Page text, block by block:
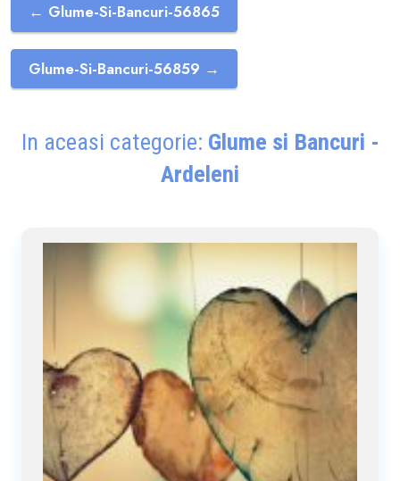
← Glume-Si-Bancuri-56865
Glume-Si-Bancuri-56859 →
In aceasi categorie: Glume si Bancuri -
Ardeleni